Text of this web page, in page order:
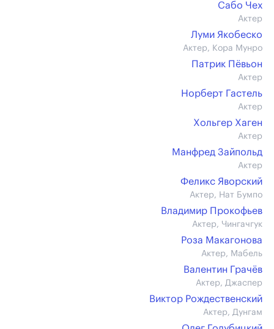
Сабо Чех
Актер
Луми Якобеско
Актер, Кора Мунро
Патрик Пёвьон
Актер
Норберт Гастель
Актер
Хольгер Хаген
Актер
Манфред Зайпольд
Актер
Феликс Яворский
Актер, Нат Бумпо
Владимир Прокофьев
Актер, Чингачгук
Роза Макагонова
Актер, Мабель
Валентин Грачёв
Актер, Джаспер
Виктор Рождественский
Актер, Дунгам